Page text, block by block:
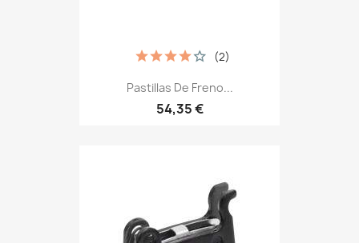
Pastillas De Freno...
54,35 €
(2)